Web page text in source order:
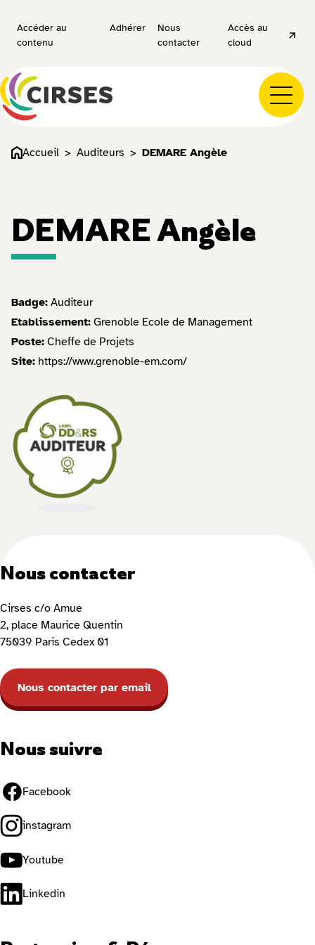
Accéder au
contenu
Adhérer
Nous
contacter
Accès au
cloud
Accueil Auditeurs DEMARE Angèle
DEMARE Angèle
Badge: Auditeur
Etablissement: Grenoble Ecole de Management
Poste: Cheffe de Projets
Site: https://www.grenoble-em.com/
Nous contacter
Cirses c/o Amue
2, place Maurice Quentin
75039 Paris Cedex 01
Nous contacter par email
Nous suivre
Facebook
instagram
Youtube
Linkedin